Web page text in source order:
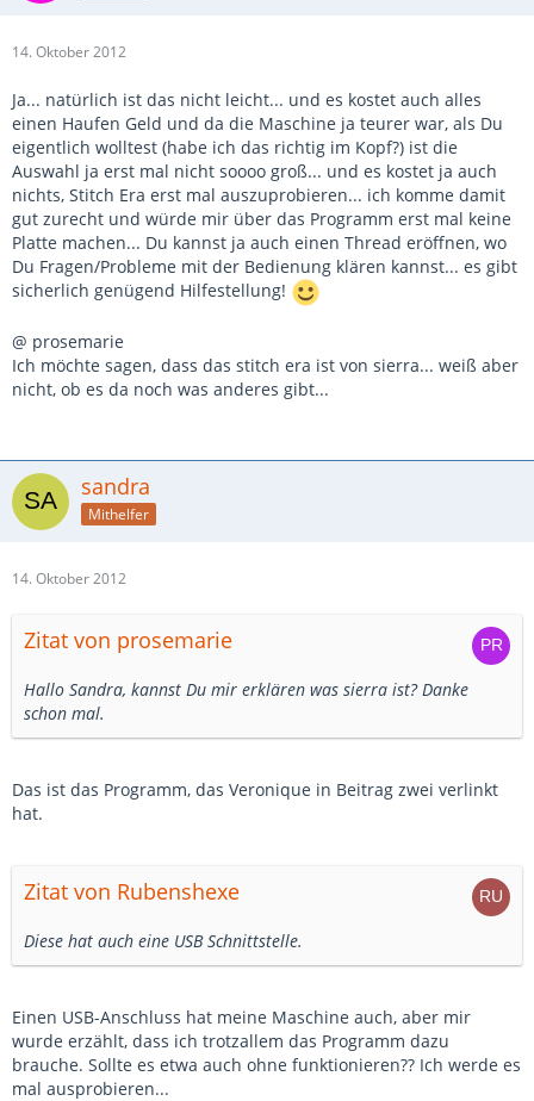
14. Oktober 2012
Ja... natürlich ist das nicht leicht... und es kostet auch alles
einen Haufen Geld und da die Maschine ja teurer war, als Du
eigentlich wolltest (habe ich das richtig im Kopf?) ist die
Auswahl ja erst mal nicht soooo groß... und es kostet ja auch
nichts, Stitch Era erst mal auszuprobieren... ich komme damit
gut zurecht und würde mir über das Programm erst mal keine
Platte machen... Du kannst ja auch einen Thread eröffnen, wo
Du Fragen/Probleme mit der Bedienung klären kannst... es gibt
sicherlich genügend Hilfestellung!
@ prosemarie
Ich möchte sagen, dass das stitch era ist von sierra... weiß aber
nicht, ob es da noch was anderes gibt...
sandra
Mithelfer
14. Oktober 2012
Zitat von prosemarie
Hallo Sandra, kannst Du mir erklären was sierra ist? Danke
schon mal.
Das ist das Programm, das Veronique in Beitrag zwei verlinkt
hat.
Zitat von Rubenshexe
Diese hat auch eine USB Schnittstelle.
Einen USB-Anschluss hat meine Maschine auch, aber mir
wurde erzählt, dass ich trotzallem das Programm dazu
brauche. Sollte es etwa auch ohne funktionieren?? Ich werde es
mal ausprobieren...